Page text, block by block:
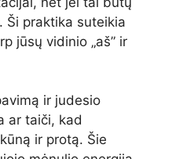
Ši praktika suteikia
jūsų vidinio „aš” ir
ir judesio
ar taiči, kad
ir protą. Šie